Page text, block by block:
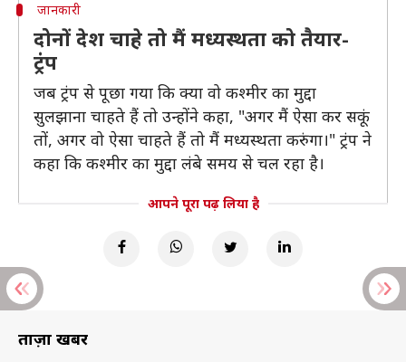
जानकारी
दोनों देश चाहे तो मैं मध्यस्थता को तैयार-
ट्रंप
जब ट्रंप से पूछा गया कि क्या वो कश्मीर का मुद्दा
सुलझाना चाहते हैं तो उन्होंने कहा, "अगर मैं ऐसा कर सकूं
तों, अगर वो ऐसा चाहते हैं तो मैं मध्यस्थता करुंगा।" ट्रंप ने
कहा कि कश्मीर का मुद्दा लंबे समय से चल रहा है।
आपने पूरा पढ़ लिया है
ताज़ा खबरें